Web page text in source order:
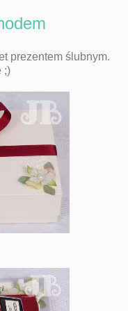
prezentem ślubnym.
;)